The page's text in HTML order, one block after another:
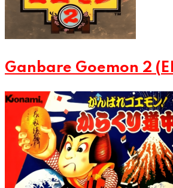
Ganbare Goemon 2